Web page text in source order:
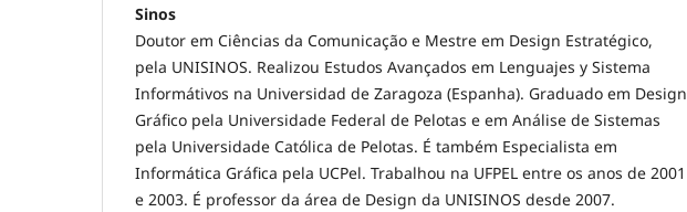
Sinos
Doutor em Ciências da Comunicação e Mestre em Design Estratégico,
pela UNISINOS. Realizou Estudos Avançados em Lenguajes y Sistema
Informátivos na Universidad de Zaragoza (Espanha). Graduado em Design
Gráfico pela Universidade Federal de Pelotas e em Análise de Sistemas
pela Universidade Católica de Pelotas. É também Especialista em
Informática Gráfica pela UCPel. Trabalhou na UFPEL entre os anos de 2001
e 2003. É professor da área de Design da UNISINOS desde 2007.